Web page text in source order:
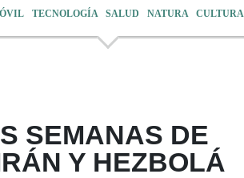
TECNOLOGÍA SALUD NATURA CULTURA
SEMANAS DE
Y HEZBOLÁ